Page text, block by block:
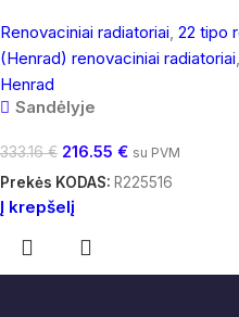
Renovaciniai radiatoriai 22 tipo
(Henrad) renovaciniai radiatoriai
Henrad
Sandėlyje
333.16€ 216.55 € su PVM
Prekės KODAS: R225516
Į krepšelį